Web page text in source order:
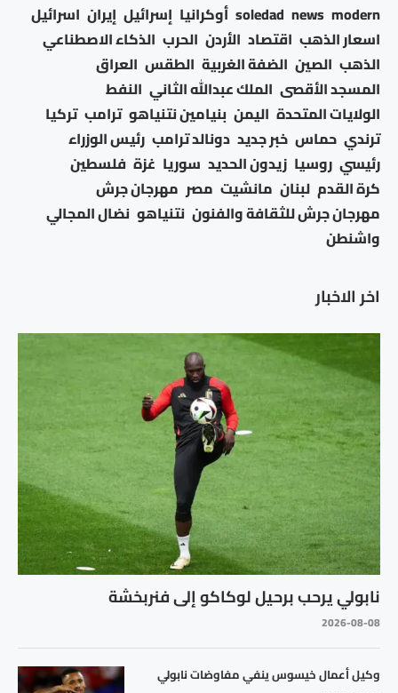
اخر الاخبار
نابولي يرحب برحيل لوكاكو إلى فنربخشة
2026-08-08
وكيل أعمال خيسوس ينفي مفاوضات نابولي
modern
news
soledad أوكرانيا إسرائيل إيران اسرائيل
اسعار الذهب اقتصاد الأردن الحرب الذكاء الاصطناعي
الذهب الصين الضفة الغربية الطقس العراق
المسجد الأقصى الملك عبدالله الثاني النفط
الولايات المتحدة اليمن بنيامين نتنياهو ترامب تركيا
ترندي حماس خبر جديد دونالد ترامب رئيس الوزراء
رئيسي روسيا زيدون الحديد سوريا غزة فلسطين
كرة القدم لبنان مانشيت مصر مهرجان جرش
مهرجان جرش للثقافة والفنون نتنياهو نضال المجالي
واشنطن